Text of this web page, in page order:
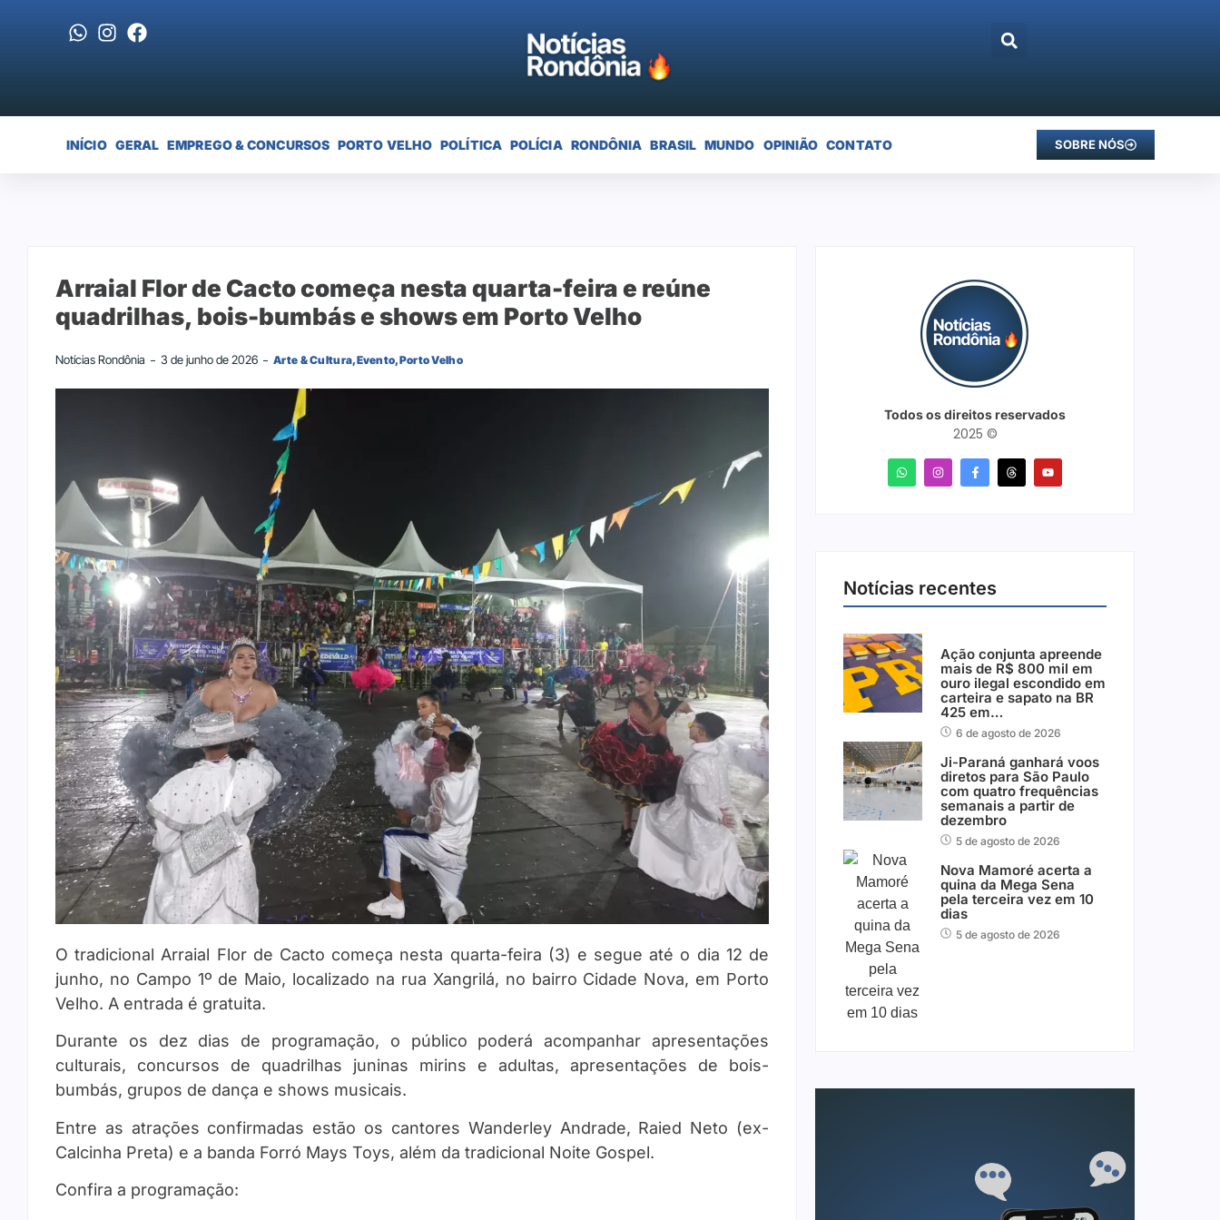
INÍCIO GERAL EMPREGO & CONCURSOS PORTO VELHO POLÍTICA POLÍCIA RONDÔNIA BRASIL MUNDO OPINIÃO CONTATO SOBRE NÓS
Arraial Flor de Cacto começa nesta quarta-feira e reúne
quadrilhas, bois-bumbás e shows em Porto Velho
Notícias Rondônia 3 de junho de 2026 Arte & Cultura,Evento,Porto Velho
O tradicional Arraial Flor de Cacto começa nesta quarta-feira (3) e segue até o dia 12 de
junho, no Campo 1º de Maio, localizado na rua Xangrilá, no bairro Cidade Nova, em Porto
Velho. A entrada é gratuita.
Durante os dez dias de programação, o público poderá acompanhar apresentações
culturais, concursos de quadrilhas juninas mirins e adultas, apresentações de bois-
bumbás, grupos de dança e shows musicais.
Entre as atrações confirmadas estão os cantores Wanderley Andrade, Raied Neto (ex-
Calcinha Preta) e a banda Forró Mays Toys, além da tradicional Noite Gospel.
Confira a programação:
Todos os direitos reservados
2025 ©
Notícias recentes
Ação conjunta apreende
mais de R$ 800 mil em
ouro ilegal escondido em
carteira e sapato na BR
425 em…
6 de agosto de 2026
Ji-Paraná ganhará voos
diretos para São Paulo
com quatro frequências
semanais a partir de
dezembro
5 de agosto de 2026
Nova Mamoré acerta a
quina da Mega Sena
pela terceira vez em 10
dias
5 de agosto de 2026